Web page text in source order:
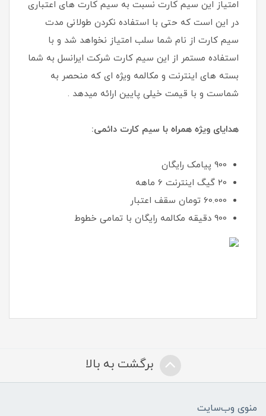
امتیاز این سیم کارت نسبت به سیم کارت های اعتباری
در این است که حتی با استفاده نکردن طولانی مدت
سیم کارت از نام شما سلب امتیاز نخواهد شد و با
استفاده مستمر از این سیم کارت شرکت ایرانسل به شما
بسته های اینترنت و مکالمه ویژه ای که منحصر به
شماست و با قیمت خیلی پایین ارائه میدهد .
هدایای ویژه همراه با سیم کارت دائمی:
900 پیامک رایگان
20 گیگ اینترنت 6 ماهه
60.000 تومان سقف اعتبار
900 دقیقه مکالمه رایگان با تمامی خطوط
برگشت به بالا
منوی وب‌سایت